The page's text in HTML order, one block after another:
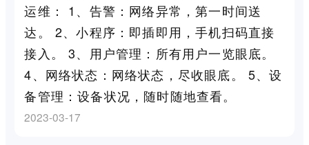
运维： 1、告警：网络异常，第一时间送
达。 2、小程序：即插即用，手机扫码直接
接入。 3、用户管理：所有用户一览眼底。
4、网络状态：网络状态，尽收眼底。 5、设
备管理：设备状况，随时随地查看。
2023-03-17